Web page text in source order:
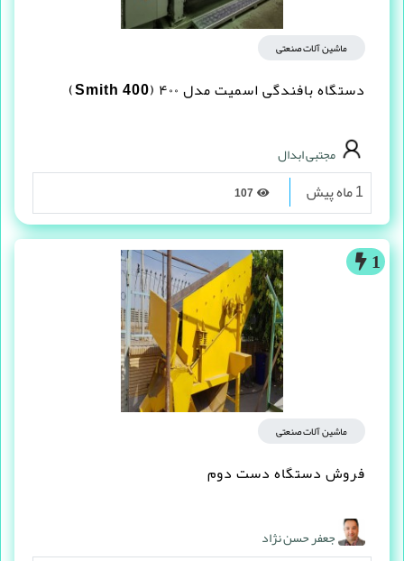
ماشین آلات صنعتی
دستگاه بافندگی اسمیت مدل ۴۰۰ (Smith 400)
مجتبی ابدال
1 ماه پیش
1
ماشین آلات صنعتی
فروش دستگاه دست دوم
جعفر حسن نژاد